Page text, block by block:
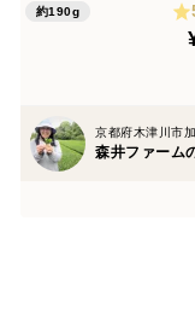
上質な茶葉のみを使
やかな香りもぜひど
約190g
京都府木津川市
森井ファーム